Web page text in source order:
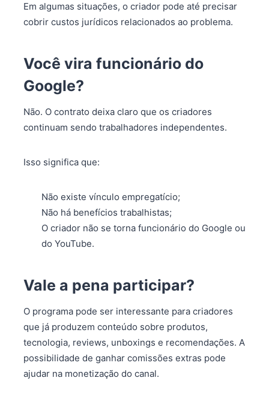
Em algumas situações, o criador pode até precisar
cobrir custos jurídicos relacionados ao problema.
Você vira funcionário do
Google?
Não. O contrato deixa claro que os criadores
continuam sendo trabalhadores independentes.
Isso significa que:
Não existe vínculo empregatício;
Não há benefícios trabalhistas;
O criador não se torna funcionário do Google ou
do YouTube.
Vale a pena participar?
O programa pode ser interessante para criadores
que já produzem conteúdo sobre produtos,
tecnologia, reviews, unboxings e recomendações. A
possibilidade de ganhar comissões extras pode
ajudar na monetização do canal.